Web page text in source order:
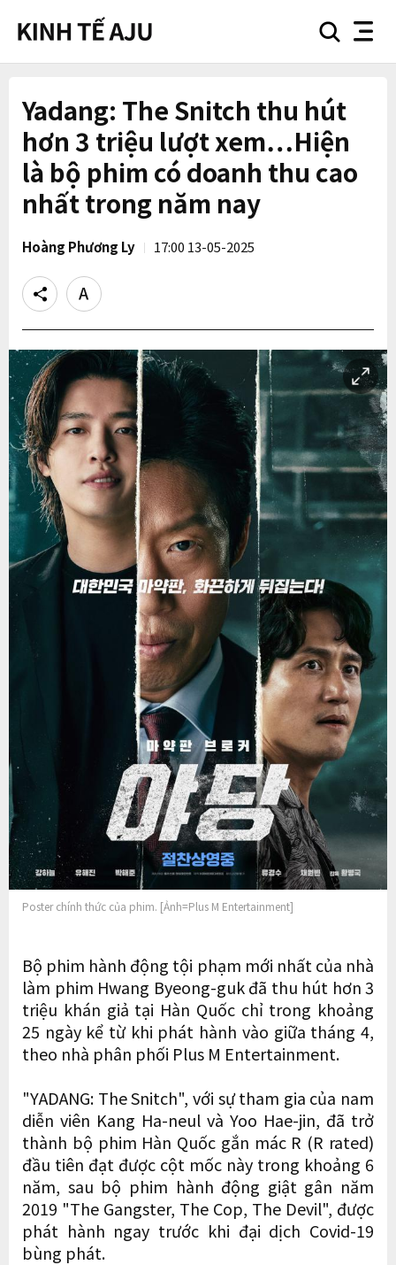
searchnav
Yadang: The Snitch thu hút
hơn 3 triệu lượt xem…Hiện
là bộ phim có doanh thu cao
nhất trong năm nay
Hoàng Phương Ly 17:00 13-05-2025
Share
Text
size
Poster chính thức của phim. [Ảnh=Plus M Entertainment]
Bộ phim hành động tội phạm mới nhất của nhà
làm phim Hwang Byeong-guk đã thu hút hơn 3
triệu khán giả tại Hàn Quốc chỉ trong khoảng
25 ngày kể từ khi phát hành vào giữa tháng 4,
theo nhà phân phối Plus M Entertainment.
"YADANG: The Snitch", với sự tham gia của nam
diễn viên Kang Ha-neul và Yoo Hae-jin, đã trở
thành bộ phim Hàn Quốc gắn mác R (R rated)
đầu tiên đạt được cột mốc này trong khoảng 6
năm, sau bộ phim hành động giật gân năm
2019 "The Gangster, The Cop, The Devil", được
phát hành ngay trước khi đại dịch Covid-19
bùng phát.